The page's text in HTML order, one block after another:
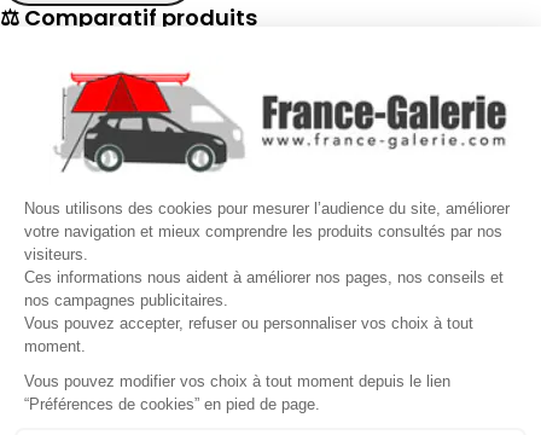
Nous utilisons des cookies pour mesurer l’audience du site, améliorer
votre navigation et mieux comprendre les produits consultés par nos
visiteurs.
Ces informations nous aident à améliorer nos pages, nos conseils et
nos campagnes publicitaires.
Vous pouvez accepter, refuser ou personnaliser vos choix à tout
moment.
Vous pouvez modifier vos choix à tout moment depuis le lien
“Préférences de cookies” en pied de page.
Gérer mes cookies
⚖ Comparatif produits
📋 Fiche technique
Demander un rappel
Nos conseillers vous rappellent duLundi au Vendredide8h30 à
17h30.
Nom* Prénom*
Téléphone